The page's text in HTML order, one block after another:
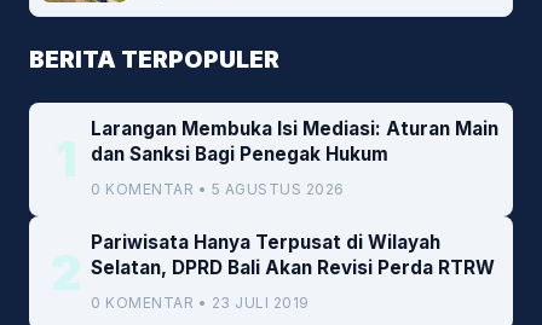
BERITA TERPOPULER
1
Larangan Membuka Isi Mediasi: Aturan Main
dan Sanksi Bagi Penegak Hukum
0 KOMENTAR • 5 AGUSTUS 2026
2
Pariwisata Hanya Terpusat di Wilayah
Selatan, DPRD Bali Akan Revisi Perda RTRW
0 KOMENTAR • 23 JULI 2019